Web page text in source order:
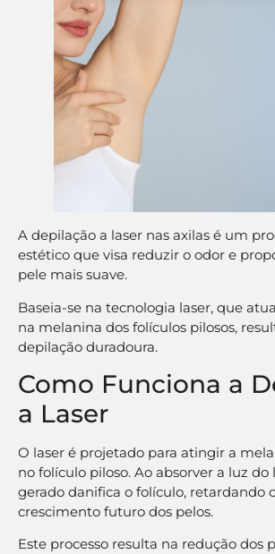
A depilação a laser nas axilas é um
estético que visa reduzir o odor e
pele mais suave.
Baseia-se na tecnologia laser, que
na melanina dos folículos pilosos,
depilação duradoura.
Como Funciona a
a Laser
O laser é projetado para atingir a
no folículo piloso. Ao absorver a luz do
gerado danifica o folículo, retardando
crescimento futuro dos pelos.
Este processo resulta na redução dos